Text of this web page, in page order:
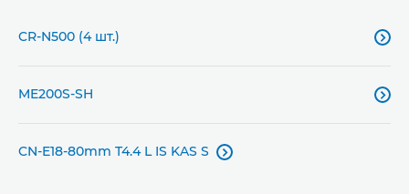
CR-N500 (4 шт.) 
ME200S-SH 
CN-E18-80mm T4.4 L IS KAS S 